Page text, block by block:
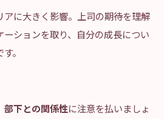
アに大きく影響。上司の期待を理解
ーションを取り、自分の成長につい
。
部下との関係性に注意を払いましょ